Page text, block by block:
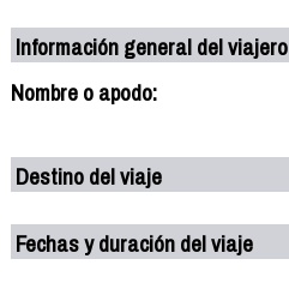
Información general del viajero
Nombre o apodo:
Destino del viaje
Fechas y duración del viaje